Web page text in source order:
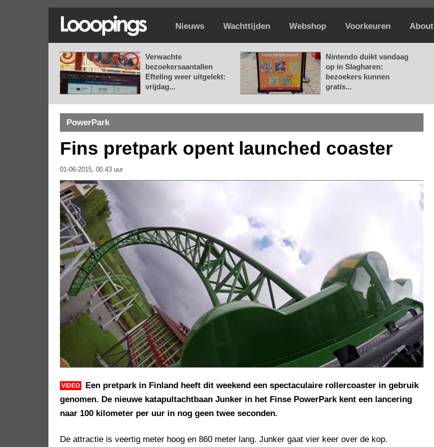
Nieuws Wachttijden Webshop Voorkeuren About
Verwachte
bezoekersaantallen
Efteling weer uitgelekt:
vrijdag...
Nintendo duikt vandaag
op in Slagharen:
bezoekers kunnen
gratis...
PowerPark
Fins pretpark opent launched coaster
01-06-2015, 00.43 uur
VIDEO
Een pretpark in Finland heeft dit weekend een spectaculaire rollercoaster in gebruik
genomen. De nieuwe katapultachtbaan Junker in het Finse PowerPark kent een lancering
naar 100 kilometer per uur in nog geen twee seconden.
De attractie is veertig meter hoog en 860 meter lang. Junker gaat vier keer over de kop.